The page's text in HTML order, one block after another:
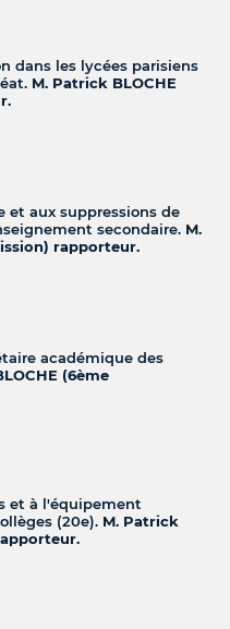
dans les lycées parisiens
M. Patrick BLOCHE
et aux suppressions de
secondaire. M.
rapporteur.
académique des
(6ème
et à l'équipement
(20e). M. Patrick